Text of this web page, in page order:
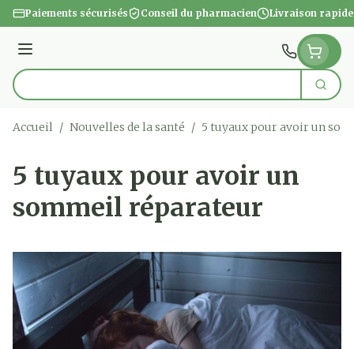
Aller au contenu
Paiements sécurisés Conseil du pharmacien Livraison rapide
Menu
Rechercher
Accueil / Nouvelles de la santé / 5 tuyaux pour avoir un
5 tuyaux pour avoir un
sommeil réparateur